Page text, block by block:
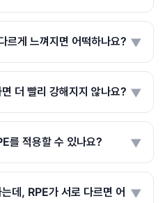
르게 느껴지면 어떡하나요? ▼
더 빨리 강해지지 않나요? ▼
를 적용할 수 있나요? ▼
데, RPE가 서로 다르면 어 ▼